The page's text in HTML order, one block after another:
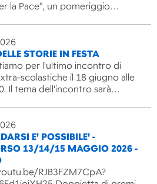
la Pace”, un pomeriggio…
STORIE IN FESTA
per l'ultimo incontro di
scolastiche il 18 giugno alle
Il tema dell'incontro sarà…
E' POSSIBILE' -
13/14/15 MAGGIO 2026 -
RJB3FZM7CpA?